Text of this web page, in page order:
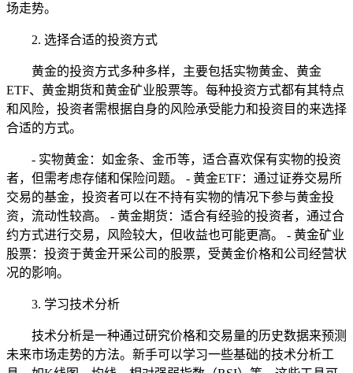
场走势。
2. 选择合适的投资方式
黄金的投资方式多种多样，主要包括实物黄金、黄金
ETF、黄金期货和黄金矿业股票等。每种投资方式都有其特点
和风险，投资者需根据自身的风险承受能力和投资目的来选择
合适的方式。
- 实物黄金：如金条、金币等，适合喜欢保有实物的投资
者，但需考虑存储和保险问题。 - 黄金ETF：通过证券交易所
交易的基金，投资者可以在不持有实物的情况下参与黄金投
资，流动性较高。 - 黄金期货：适合有经验的投资者，通过合
约方式进行交易，风险较大，但收益也可能更高。 - 黄金矿业
股票：投资于黄金开采公司的股票，受黄金价格和公司经营状
况的影响。
3. 学习技术分析
技术分析是一种通过研究价格和交易量的历史数据来预测
未来市场走势的方法。新手可以学习一些基础的技术分析工